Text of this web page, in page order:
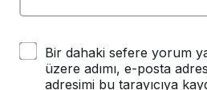
Bir dahaki sefere yorum
üzere adımı, e-posta
adresimi bu tarayıcıya